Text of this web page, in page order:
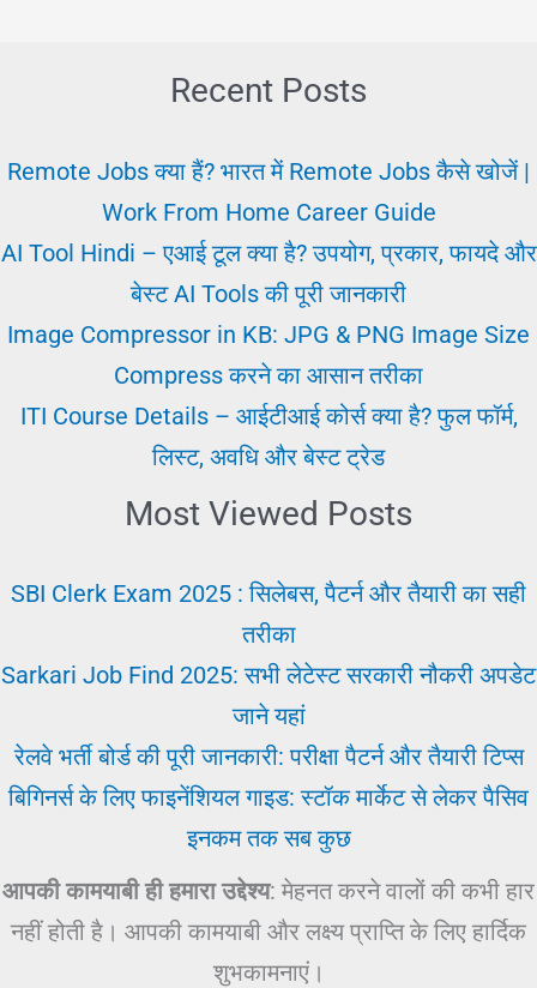
विदेश
नौकरी
का
Recent Posts
Remote Jobs क्या हैं? भारत में Remote Jobs कैसे खोजें |
Work From Home Career Guide
AI Tool Hindi – एआई टूल क्या है? उपयोग, प्रकार, फायदे और
बेस्ट AI Tools की पूरी जानकारी
Image Compressor in KB: JPG & PNG Image Size
Compress करने का आसान तरीका
ITI Course Details – आईटीआई कोर्स क्या है? फुल फॉर्म,
लिस्ट, अवधि और बेस्ट ट्रेड
Most Viewed Posts
SBI Clerk Exam 2025 : सिलेबस, पैटर्न और तैयारी का सही
तरीका
Sarkari Job Find 2025: सभी लेटेस्ट सरकारी नौकरी अपडेट
जाने यहां
रेलवे भर्ती बोर्ड की पूरी जानकारी: परीक्षा पैटर्न और तैयारी टिप्स
बिगिनर्स के लिए फाइनेंशियल गाइड: स्टॉक मार्केट से लेकर पैसिव
इनकम तक सब कुछ
आपकी कामयाबी ही हमारा उद्देश्य: मेहनत करने वालों की कभी हार
नहीं होती है। आपकी कामयाबी और लक्ष्य प्राप्ति के लिए हार्दिक
शुभकामनाएं।